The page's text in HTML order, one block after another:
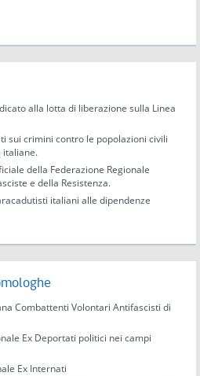
alla lotta di liberazione sulla Linea
sui crimini contro le popolazioni civili
italiane.
della Federazione Regionale
e della Resistenza.
italiani alle dipendenze
Combattenti Volontari Antifascisti di
Ex Deportati politici nei campi
Ex Internati